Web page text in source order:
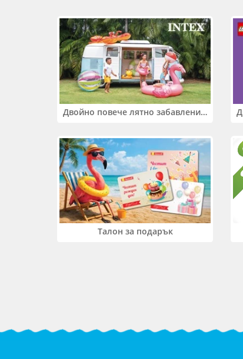
Двойно повече лятно забавление! Купи 2 продукта INTEX и вземи -33%
Талон за подарък